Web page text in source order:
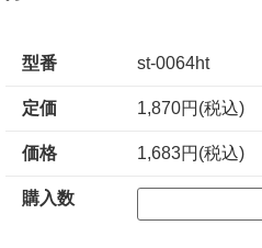
型番 st-0064ht
定価 1,870円(税込)
価格 1,683円(税込)
購入数